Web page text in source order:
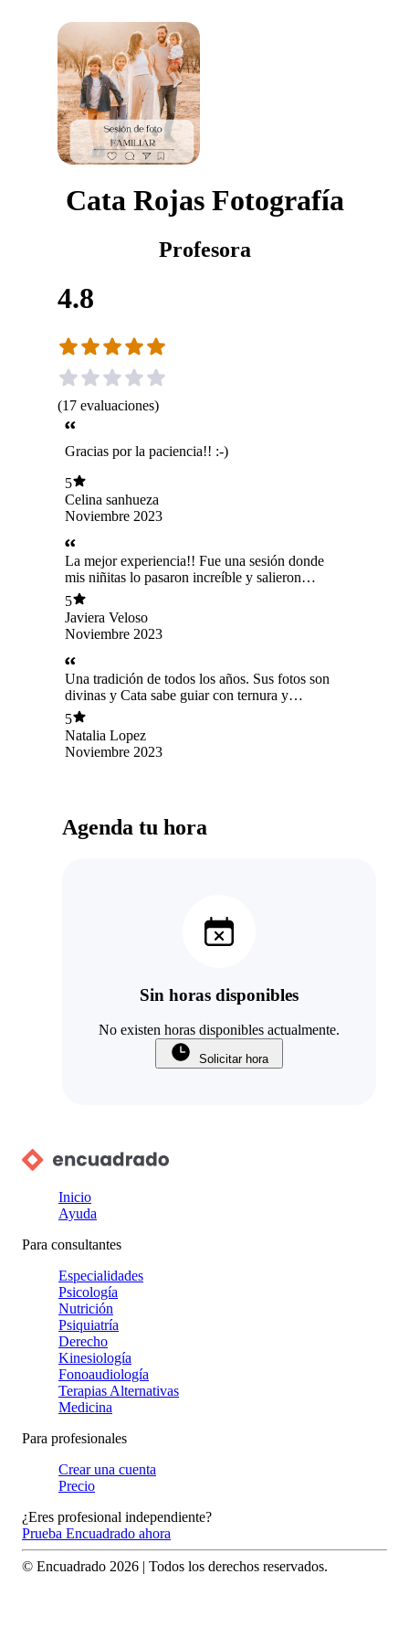
Cata Rojas Fotografía
Profesora
4.8
(17 evaluaciones)
Gracias por la paciencia!! :-)
5
Celina sanhueza
Noviembre 2023
La mejor experiencia!! Fue una sesión donde
mis niñitas lo pasaron increíble y salieron
felices. Gracias Cata!!
5
Javiera Veloso
Noviembre 2023
Una tradición de todos los años. Sus fotos son
divinas y Cata sabe guiar con ternura y
diversión a los niños para lograr unas fotos
maravillas.
5
Natalia Lopez
Noviembre 2023
Agenda tu hora
Sin horas disponibles
No existen horas disponibles actualmente.
Solicitar hora
Inicio
Ayuda
Para consultantes
Especialidades
Psicología
Nutrición
Psiquiatría
Derecho
Kinesiología
Fonoaudiología
Terapias Alternativas
Medicina
Para profesionales
Crear una cuenta
Precio
¿Eres profesional independiente?
Prueba Encuadrado ahora
© Encuadrado 2026 | Todos los derechos reservados.